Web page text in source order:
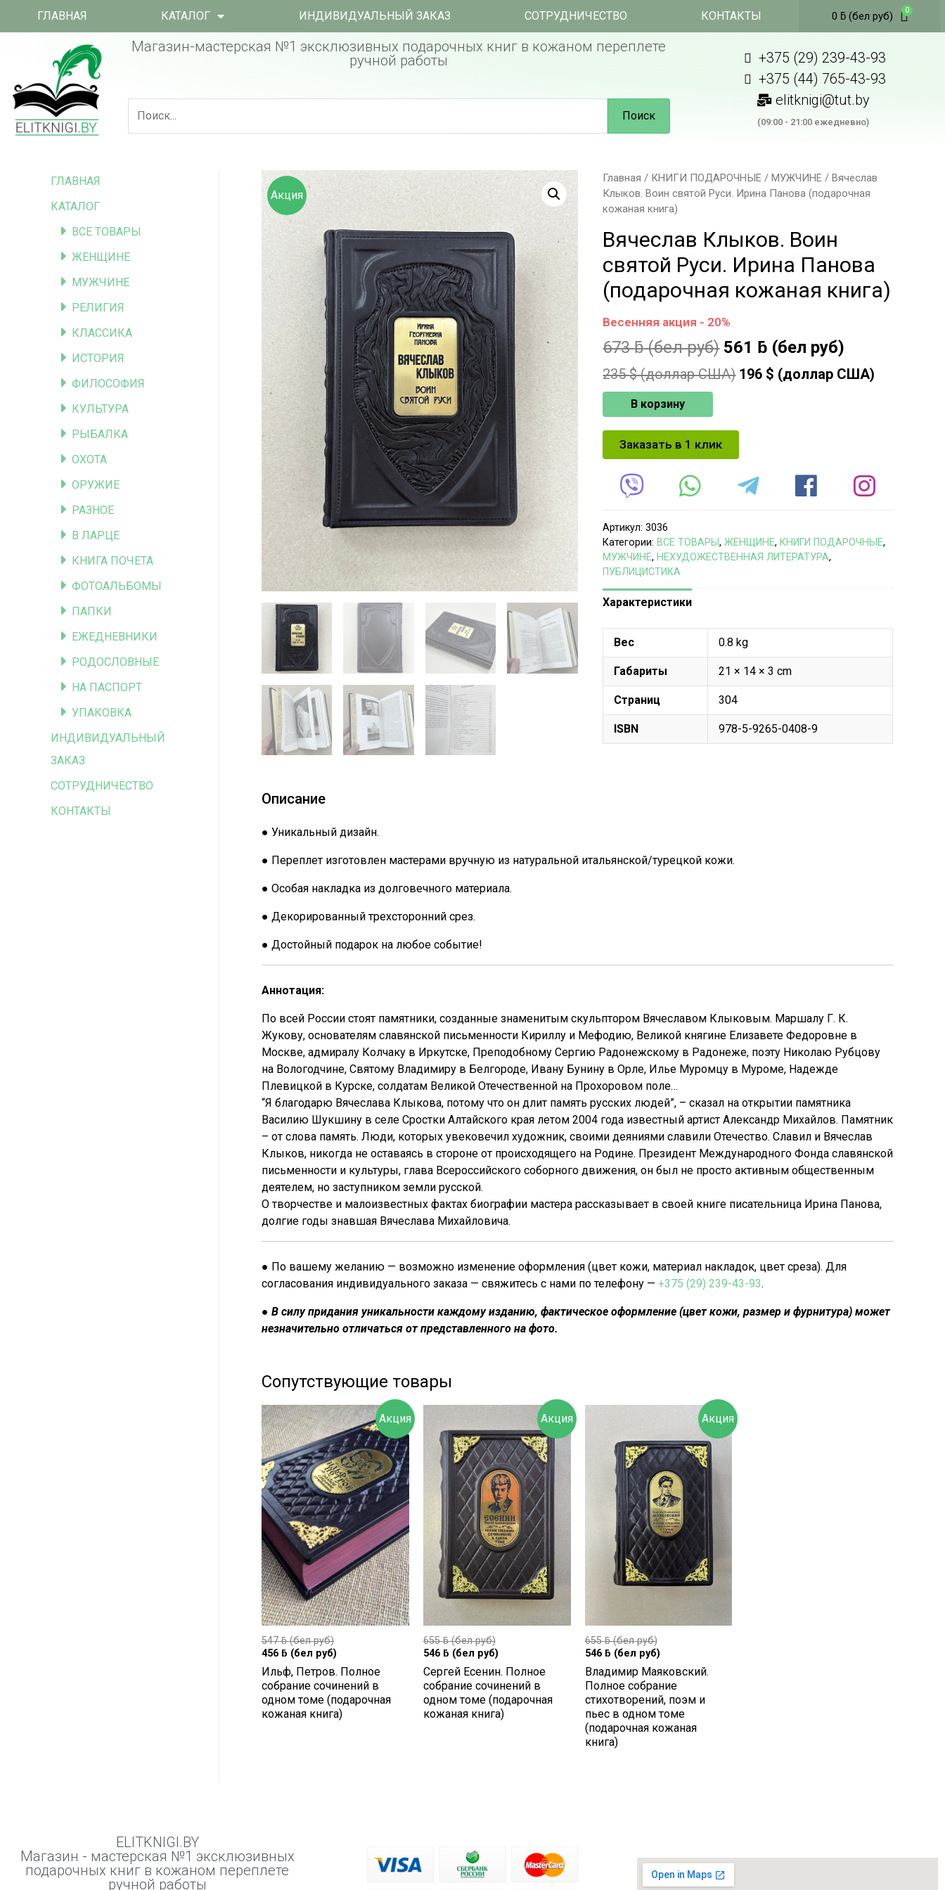
ГЛАВНАЯ КАТАЛОГ ИНДИВИДУАЛЬНЫЙ ЗАКАЗ СОТРУДНИЧЕСТВО КОНТАКТЫ 0 ƃ(бел руб)
Магазин-мастерская №1 эксклюзивных подарочных книг в кожаном переплете
ручной работы
Поиск
+375 (29) 239-43-93
+375 (44) 765-43-93
elitknigi@tut.by
(09:00 - 21:00 ежедневно)
ГЛАВНАЯ
КАТАЛОГ
ВСЕ ТОВАРЫ
ЖЕНЩИНЕ
МУЖЧИНЕ
РЕЛИГИЯ
КЛАССИКА
ИСТОРИЯ
ФИЛОСОФИЯ
КУЛЬТУРА
РЫБАЛКА
ОХОТА
ОРУЖИЕ
РАЗНОЕ
В ЛАРЦЕ
КНИГА ПОЧЕТА
ФОТОАЛЬБОМЫ
ПАПКИ
ЕЖЕДНЕВНИКИ
РОДОСЛОВНЫЕ
НА ПАСПОРТ
УПАКОВКА
ИНДИВИДУАЛЬНЫЙ
ЗАКАЗ
СОТРУДНИЧЕСТВО
КОНТАКТЫ
Акция
Главная / КНИГИ ПОДАРОЧНЫЕ /МУЖЧИНЕ / Вячеслав
Клыков. Воин святой Руси. Ирина Панова (подарочная
кожаная книга)
Вячеслав Клыков. Воин
святой Руси. Ирина Панова
(подарочная кожаная книга)
Весенняя акция - 20%
673ƃ(бел руб) 561 ƃ (бел руб)
235$ (доллар США) 196 $ (доллар США)
В корзину
Заказать в 1 клик
Артикул:3036
Категории: ВСЕ ТОВАРЫ,ЖЕНЩИНЕ, КНИГИ ПОДАРОЧНЫЕ,
МУЖЧИНЕ, НЕХУДОЖЕСТВЕННАЯ ЛИТЕРАТУРА,
ПУБЛИЦИСТИКА
Характеристики
Вес 0.8 kg
Габариты 21 × 14 × 3 cm
Страниц 304
ISBN 978-5-9265-0408-9
Описание
● Уникальный дизайн.
● Переплет изготовлен мастерами вручную из натуральной итальянской/турецкой кожи.
● Особая накладка из долговечного материала.
● Декорированный трехсторонний срез.
● Достойный подарок на любое событие!
Аннотация:
По всей России стоят памятники, созданные знаменитым скульптором Вячеславом Клыковым. Маршалу Г. К.
Жукову, основателям славянской письменности Кириллу и Мефодию, Великой княгине Елизавете Федоровне в
Москве, адмиралу Колчаку в Иркутске, Преподобному Сергию Радонежскому в Радонеже, поэту Николаю Рубцову
на Вологодчине, Святому Владимиру в Белгороде, Ивану Бунину в Орле, Илье Муромцу в Муроме, Надежде
Плевицкой в Курске, солдатам Великой Отечественной на Прохоровом поле…
“Я благодарю Вячеслава Клыкова, потому что он длит память русских людей”, – сказал на открытии памятника
Василию Шукшину в селе Сростки Алтайского края летом 2004 года известный артист Александр Михайлов. Памятник
– от слова память. Люди, которых увековечил художник, своими деяниями славили Отечество. Славил и Вячеслав
Клыков, никогда не оставаясь в стороне от происходящего на Родине. Президент Международного Фонда славянской
письменности и культуры, глава Всероссийского соборного движения, он был не просто активным общественным
деятелем, но заступником земли русской.
О творчестве и малоизвестных фактах биографии мастера рассказывает в своей книге писательница Ирина Панова,
долгие годы знавшая Вячеслава Михайловича.
● По вашему желанию — возможно изменение оформления (цвет кожи, материал накладок, цвет среза). Для
согласования индивидуального заказа — свяжитесь с нами по телефону — +375 (29) 239-43-93.
● В силу придания уникальности каждому изданию, фактическое оформление (цвет кожи, размер и фурнитура) может
незначительно отличаться от представленного на фото.
Сопутствующие товары
Акция
547ƃ(бел руб)
456 ƃ (бел руб)
Ильф, Петров. Полное
собрание сочинений в
одном томе (подарочная
кожаная книга)
Акция
655ƃ(бел руб)
546 ƃ (бел руб)
Сергей Есенин. Полное
собрание сочинений в
одном томе (подарочная
кожаная книга)
Акция
655ƃ(бел руб)
546 ƃ (бел руб)
Владимир Маяковский.
Полное собрание
стихотворений, поэм и
пьес в одном томе
(подарочная кожаная
книга)
ELITKNIGI.BY
Магазин - мастерская №1 эксклюзивных
подарочных книг в кожаном переплете
ручной работы